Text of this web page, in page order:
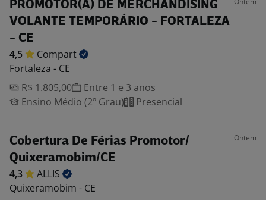
PROMOTOR(A) DE MERCHANDISING
VOLANTE TEMPORÁRIO - FORTALEZA
- CE
4,5
Compart
Fortaleza - CE
R$ 1.805,00
Entre 1 e 3 anos
Ensino Médio (2º Grau)
Presencial
Cobertura De Férias Promotor/
Quixeramobim/CE
Ontem
4,3
ALLIS
Quixeramobim - CE